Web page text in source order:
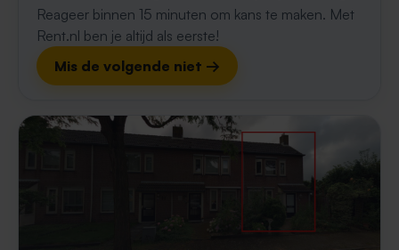
Reageer binnen 15 minuten om kans te maken. Met
Rent.nl ben je altijd als eerste!
Mis de volgende niet →